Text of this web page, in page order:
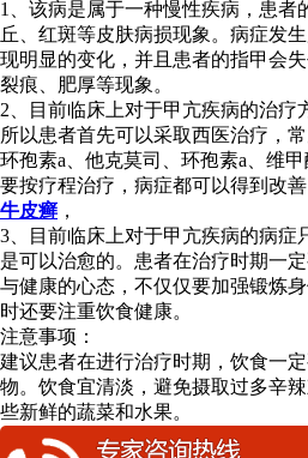
1、该病是属于一种慢性疾病，患者
丘、红斑等皮肤病损现象。病症发
现明显的变化，并且患者的指甲会
裂痕、肥厚等现象。
2、目前临床上对于甲亢疾病的治疗
所以患者首先可以采取西医治疗，
环孢素a、他克莫司、环孢素a、维
要按疗程治疗，病症都可以得到改
牛皮癣 ，
3、目前临床上对于甲亢疾病的病症
是可以治愈的。患者在治疗时期一
与健康的心态，不仅仅要加强锻炼
时还要注重饮食健康。
注意事项：
建议患者在进行治疗时期，饮食一
物。饮食宜清淡，避免摄取过多辛
些新鲜的蔬菜和水果。